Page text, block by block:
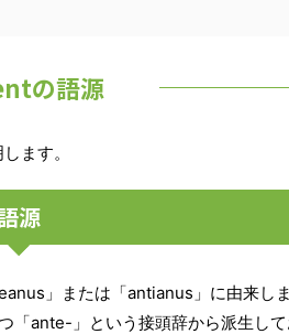
の語源
ます。
源
」または「antianus」に由来し
「ante-」という接頭辞から派生し